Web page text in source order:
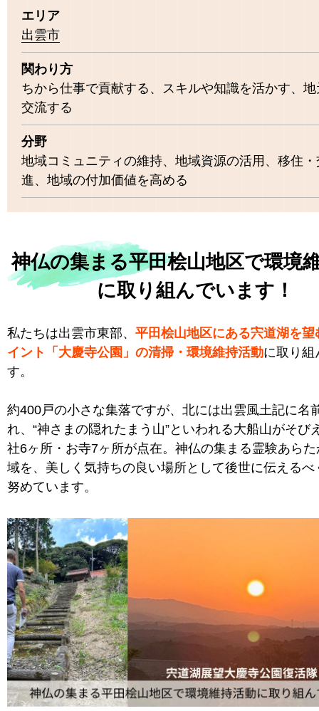
エリア
出雲市
関わり方
ちから仕事で貢献する、スキルや知識を活かす、
交流する
分野
地域コミュニティの維持、地域資源の活用、移住
進、地域の付加価値を高める
神仏の集まる平田桧山地区で環境
に取り組んでいます！
私たちは出雲市東部、 平田桧山地区にある宍道湖を望
イント「大慶寺公園」の清掃・環境維持活動に取り組
す。
約400戸の小さな集落ですが、北には出雲風土記に名
れ、“神さまの隠れたまう山”といわれる大船山がそび
社6ヶ所・お寺7ヶ所が点在。神仏の集まる霊験あら
域を、美しく気持ちの良い場所として後世に伝えるべ
努めています。